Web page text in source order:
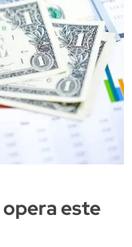
este